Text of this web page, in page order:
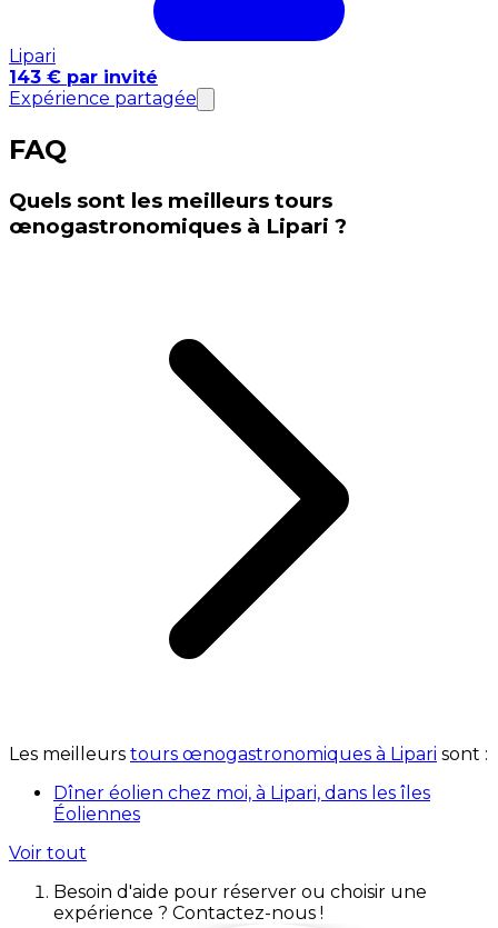
Lipari
143 € par invité
Expérience partagée
FAQ
Quels sont les meilleurs tours
œnogastronomiques à Lipari ?
Les meilleurs tours œnogastronomiques à Lipari sont :
Dîner éolien chez moi, à Lipari, dans les îles
Éoliennes
Voir tout
Besoin d'aide pour réserver ou choisir une
expérience ? Contactez-nous !